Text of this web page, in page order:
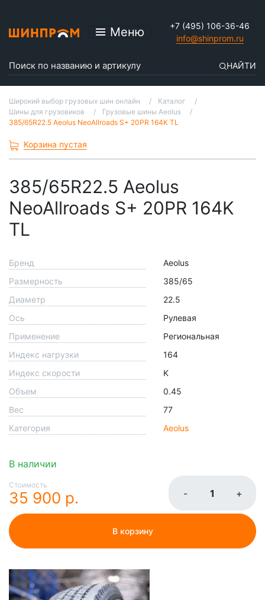
Меню
+7 (495) 106-36-46
info@shinprom.ru
НАЙТИ
Широкий выбор грузовых шин онлайн
Каталог
Шины для грузовиков
Грузовые шины Aeolus
385/65R22.5 Aeolus NeoAllroads S+ 20PR 164K TL
Корзина пустая
385/65R22.5 Aeolus
NeoAllroads S+ 20PR 164K
TL
Бренд
Aeolus
Размерность
385/65
Диаметр
22.5
Ось
Рулевая
Применение
Региональная
Индекс нагрузки
164
Индекс скорости
K
Объем
0.45
Вес
77
Категория
Aeolus
В наличии
Стоимость
35 900 р. - +
В корзину